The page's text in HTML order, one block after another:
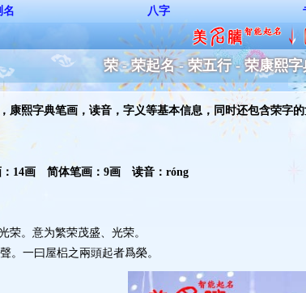
名 八字
荣 - 荣起名 - 荣五行 - 荣康熙
康熙字典笔画，读音，字义等基本信息，同时还包含荣字
14画 简体笔画：9画 读音：róng
荣。意为繁荣茂盛、光荣。
一曰屋梠之兩頭起者爲榮。